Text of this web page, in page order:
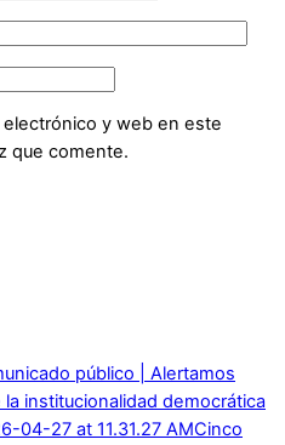
y web en este
que comente.
público | Alertamos
institucionalidad democrática
Cinco